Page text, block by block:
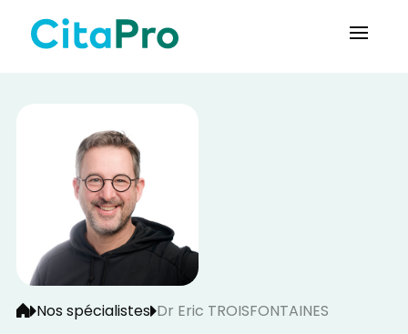
Nos spécialistes Dr Eric TROISFONTAINES